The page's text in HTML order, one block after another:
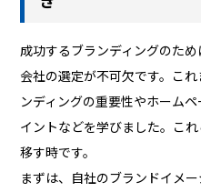
成功するブランディングのた
会社の選定が不可欠です。こ
ンディングの重要性やホーム
イントなどを学びました。こ
移す時です。
まずは、自社のブランドイメ